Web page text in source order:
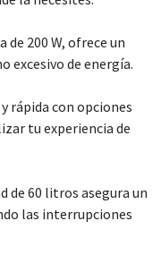
de 200 W, ofrece un
excesivo de energía.
rápida con opciones
tu experiencia de
de 60 litros asegura un
las interrupciones